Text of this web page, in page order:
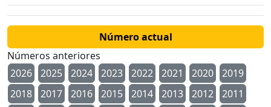
Número actual
Números anteriores
2026
2025 2024 2023 2022 2021 2020
2019
2018
2017 2016 2015 2014 2013 2012
2011